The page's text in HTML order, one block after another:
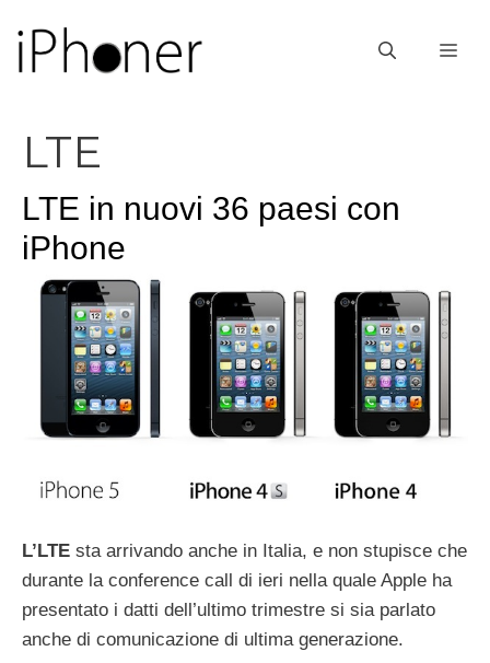
contenuto
LTE
LTE in nuovi 36 paesi con
iPhone
L’LTE sta arrivando anche in Italia, e non stupisce che
durante la conference call di ieri nella quale Apple ha
presentato i datti dell’ultimo trimestre si sia parlato
anche di comunicazione di ultima generazione.